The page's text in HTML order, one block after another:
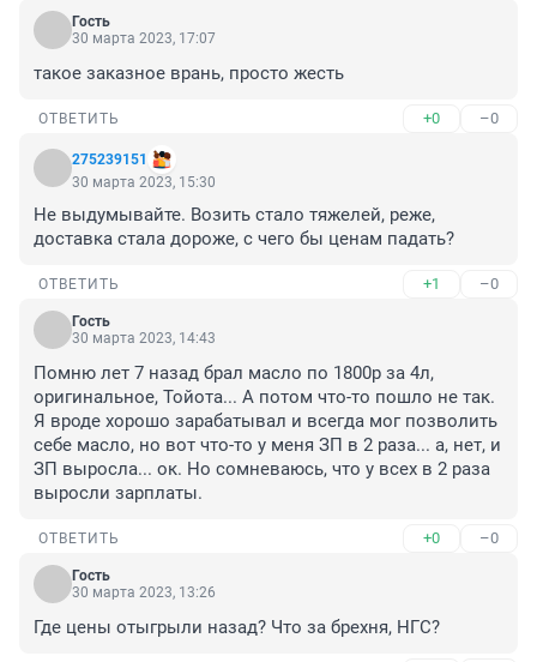
Гость
30 марта 2023, 17:07
такое заказное врань, просто жесть
ОТВЕТИТЬ +0 –0
275239151
30 марта 2023, 15:30
Не выдумывайте. Возить стало тяжелей, реже,
доставка стала дороже, с чего бы ценам падать?
ОТВЕТИТЬ +1 –0
Гость
30 марта 2023, 14:43
Помню лет 7 назад брал масло по 1800р за 4л,
оригинальное, Тойота... А потом что-то пошло не так.
Я вроде хорошо зарабатывал и всегда мог позволить
себе масло, но вот что-то у меня ЗП в 2 раза... а, нет, и
ЗП выросла... ок. Но сомневаюсь, что у всех в 2 раза
выросли зарплаты.
ОТВЕТИТЬ +0 –0
Гость
30 марта 2023, 13:26
Где цены отыгрыли назад? Что за брехня, НГС?